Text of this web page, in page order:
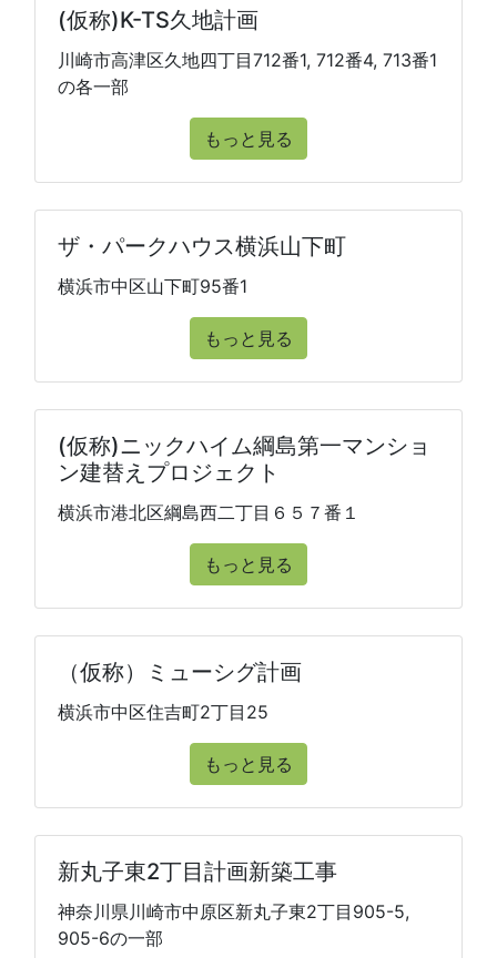
(仮称)K-TS久地計画
川崎市高津区久地四丁目712番1, 712番4, 713番1
の各一部
もっと見る
ザ・パークハウス横浜山下町
横浜市中区山下町95番1
もっと見る
(仮称)ニックハイム綱島第一マンショ
ン建替えプロジェクト
横浜市港北区綱島西二丁目６５７番１
もっと見る
（仮称）ミューシグ計画
横浜市中区住吉町2丁目25
もっと見る
新丸子東2丁目計画新築工事
神奈川県川崎市中原区新丸子東2丁目905-5,
905-6の一部